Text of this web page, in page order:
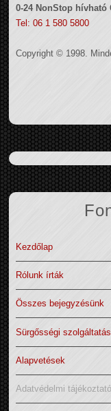
0-24 NonStop hívható
Tel: 06 1 580 5800
Copyright © 1998.
Kezdőlap
Rólunk írták
Összes bejegyzésünk
Sürgősségi szolgáltatás
Alapvetések
Adatvédelmi tájékoztató